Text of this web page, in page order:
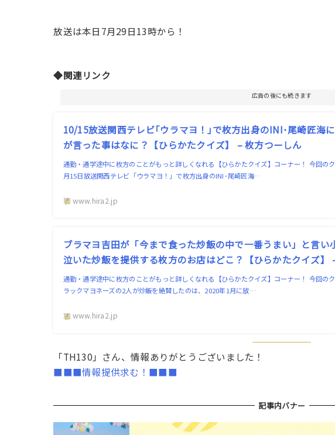
放送は本日7月29日13時から！
◆関連リンク
広告の後にも続きます
10/15放送関西テレビ｢ウラマヨ！｣で枚方出身のINI･尾崎匠海
が言った事はなに？【ひらかたクイズ】 – 枚方つーしん
通勤・通学途中に枚方のことがもっと詳しくなれる【ひらかたクイズ】コーナー！ 今回の
月15日放送関西テレビ「ウラマヨ！」で枚方出身のINI･尾崎匠海…
www.hira2.jp
ブラマヨ吉田が「今まで食った炒飯の中で一番うまい」と言い
泣いた炒飯を提供する枚方のお店はどこ？【ひらかたクイズ】
通勤・通学途中に枚方のことがもっと詳しくなれる【ひらかたクイズ】コーナー！ 今回の
ラックマヨネーズの2人が炒飯を絶賛したのは、2020年1月に放…
www.hira2.jp
「TH130」さん、情報ありがとうございました！
■■■情報提供求む！■■■
記事内バナー